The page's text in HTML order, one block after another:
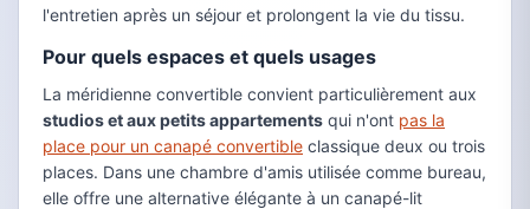
l'entretien après un séjour et prolongent la vie du tissu.
Pour quels espaces et quels usages
La méridienne convertible convient particulièrement aux
studios et aux petits appartements qui n'ont pas la
place pour un canapé convertible classique deux ou trois
places. Dans une chambre d'amis utilisée comme bureau,
elle offre une alternative élégante à un canapé-lit